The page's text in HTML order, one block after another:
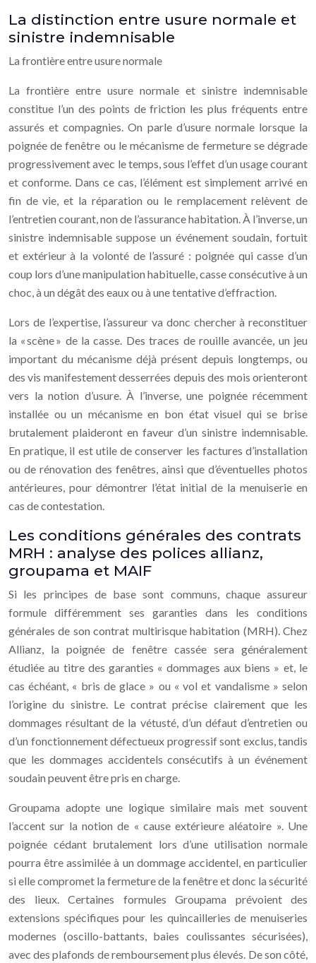
La distinction entre usure normale et
sinistre indemnisable
La frontière entre usure normale
La frontière entre usure normale et sinistre indemnisable
constitue l’un des points de friction les plus fréquents entre
assurés et compagnies. On parle d’usure normale lorsque la
poignée de fenêtre ou le mécanisme de fermeture se dégrade
progressivement avec le temps, sous l’effet d’un usage courant
et conforme. Dans ce cas, l’élément est simplement arrivé en
fin de vie, et la réparation ou le remplacement relèvent de
l’entretien courant, non de l’assurance habitation. À l’inverse, un
sinistre indemnisable suppose un événement soudain, fortuit
et extérieur à la volonté de l’assuré : poignée qui casse d’un
coup lors d’une manipulation habituelle, casse consécutive à un
choc, à un dégât des eaux ou à une tentative d’effraction.
Lors de l’expertise, l’assureur va donc chercher à reconstituer
la « scène » de la casse. Des traces de rouille avancée, un jeu
important du mécanisme déjà présent depuis longtemps, ou
des vis manifestement desserrées depuis des mois orienteront
vers la notion d’usure. À l’inverse, une poignée récemment
installée ou un mécanisme en bon état visuel qui se brise
brutalement plaideront en faveur d’un sinistre indemnisable.
En pratique, il est utile de conserver les factures d’installation
ou de rénovation des fenêtres, ainsi que d’éventuelles photos
antérieures, pour démontrer l’état initial de la menuiserie en
cas de contestation.
Les conditions générales des contrats
MRH : analyse des polices allianz,
groupama et MAIF
Si les principes de base sont communs, chaque assureur
formule différemment ses garanties dans les conditions
générales de son contrat multirisque habitation (MRH). Chez
Allianz, la poignée de fenêtre cassée sera généralement
étudiée au titre des garanties « dommages aux biens » et, le
cas échéant, « bris de glace » ou « vol et vandalisme » selon
l’origine du sinistre. Le contrat précise clairement que les
dommages résultant de la vétusté, d’un défaut d’entretien ou
d’un fonctionnement défectueux progressif sont exclus, tandis
que les dommages accidentels consécutifs à un événement
soudain peuvent être pris en charge.
Groupama adopte une logique similaire mais met souvent
l’accent sur la notion de « cause extérieure aléatoire ». Une
poignée cédant brutalement lors d’une utilisation normale
pourra être assimilée à un dommage accidentel, en particulier
si elle compromet la fermeture de la fenêtre et donc la sécurité
des lieux. Certaines formules Groupama prévoient des
extensions spécifiques pour les quincailleries de menuiseries
modernes (oscillo-battants, baies coulissantes sécurisées),
avec des plafonds de remboursement plus élevés. De son côté,